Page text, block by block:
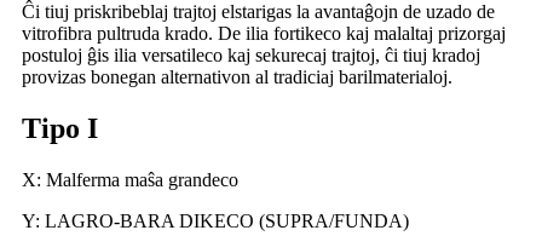
Ĉi tiuj priskribeblaj trajtoj elstarigas la avantaĝojn de uzado de
vitrofibra pultruda krado. De ilia fortikeco kaj malaltaj prizorgaj
postuloj ĝis ilia versatileco kaj sekurecaj trajtoj, ĉi tiuj kradoj
provizas bonegan alternativon al tradiciaj barilmaterialoj.
Tipo I
X: Malferma maŝa grandeco
Y: LAGRO-BARA DIKECO (SUPRA/FUNDA)